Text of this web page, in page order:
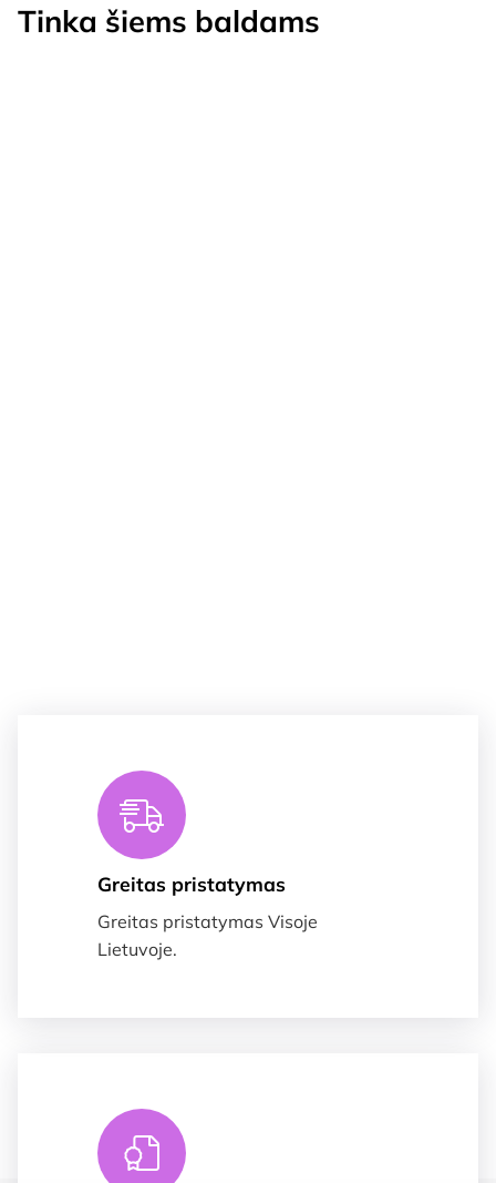
Tinka šiems baldams
Greitas pristatymas
Greitas pristatymas Visoje
Lietuvoje.